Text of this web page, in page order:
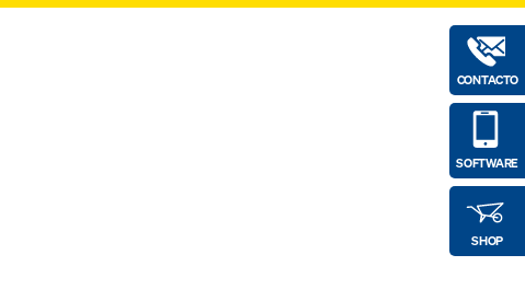
CONTACTO
SOFTWARE
SHOP